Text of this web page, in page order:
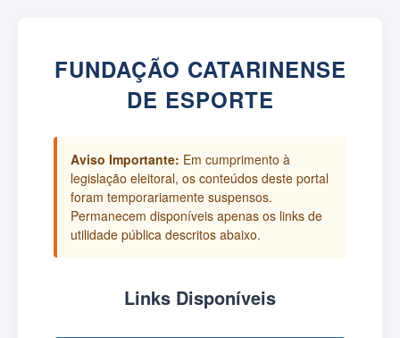
FUNDAÇÃO CATARINENSE
DE ESPORTE
Aviso Importante: Em cumprimento à
legislação eleitoral, os conteúdos deste portal
foram temporariamente suspensos.
Permanecem disponíveis apenas os links de
utilidade pública descritos abaixo.
Links Disponíveis